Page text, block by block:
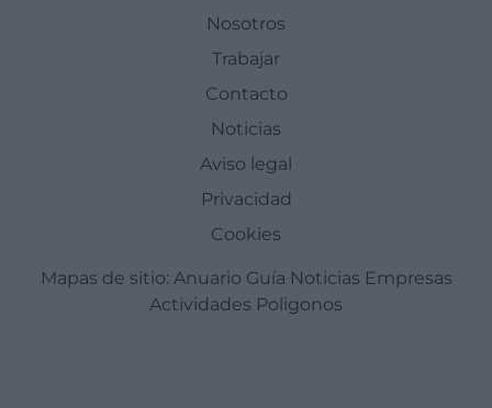
Nosotros
Trabajar
Contacto
Noticias
Aviso legal
Privacidad
Cookies
Mapas de sitio: Anuario Guía Noticias Empresas
Actividades Poligonos